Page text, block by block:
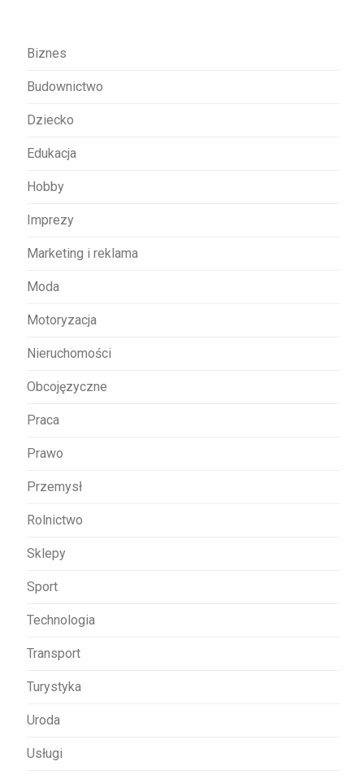
Biznes
Budownictwo
Dziecko
Edukacja
Hobby
Imprezy
Marketing i reklama
Moda
Motoryzacja
Nieruchomości
Obcojęzyczne
Praca
Prawo
Przemysł
Rolnictwo
Sklepy
Sport
Technologia
Transport
Turystyka
Uroda
Usługi